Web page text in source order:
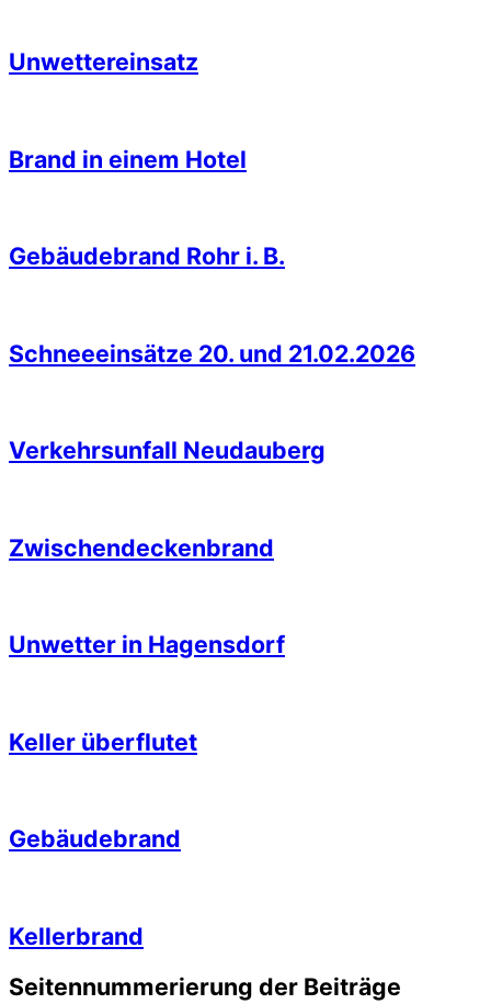
Unwettereinsatz
Brand in einem Hotel
Gebäudebrand Rohr i. B.
Schneeeinsätze 20. und 21.02.2026
Verkehrsunfall Neudauberg
Zwischendeckenbrand
Unwetter in Hagensdorf
Keller überflutet
Gebäudebrand
Kellerbrand
Seitennummerierung der Beiträge